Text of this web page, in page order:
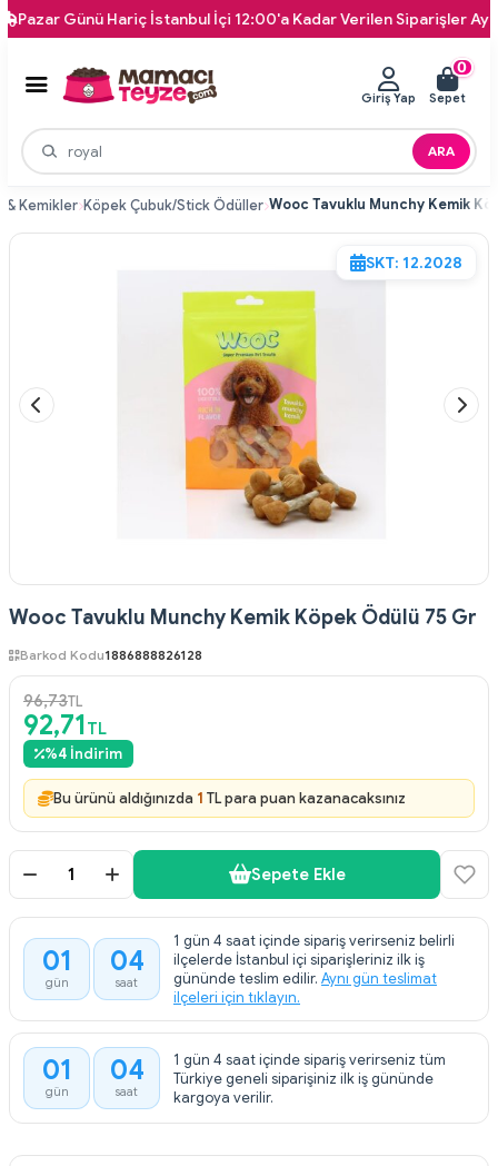
Günü Hariç İstanbul İçi 12:00'a Kadar Verilen Siparişler Aynı Gün
ARA
Giriş Yap
0
Sepet
& Kemikler Köpek Çubuk/Stick Ödüller
SKT: 12.2028
Wooc Tavuklu Munchy Kemik Köpek Ödülü 75 Gr
Barkod Kodu1886888826128
96,73TL
92,71TL
%4 İndirim
Bu ürünü aldığınızda 1 TL para puan kazanacaksınız
Sepete Ekle
01
gün
04
saat
1 gün 4 saat içinde sipariş verirseniz belirli
ilçelerde İstanbul içi siparişleriniz ilk iş
gününde teslim edilir. Aynı gün teslimat
ilçeleri için tıklayın.
01
gün
04
saat
1 gün 4 saat içinde sipariş verirseniz tüm
Türkiye geneli siparişiniz ilk iş gününde
kargoya verilir.